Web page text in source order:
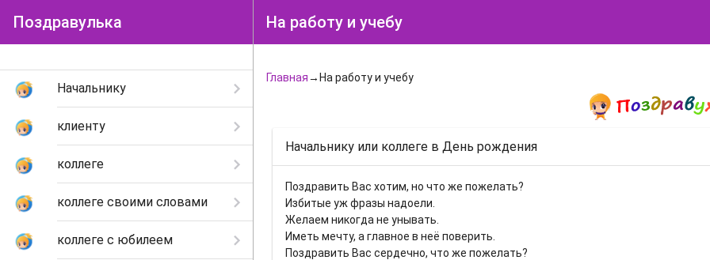
Поздравулька
Начальнику
клиенту
коллеге
коллеге своими словами
коллеге с юбилеем
На работу и учебу
Главная→На работу и учебу
Начальнику или коллеге в День рождения
Поздравить Вас хотим, но что же пожелать?
Избитые уж фразы надоели.
Желаем никогда не унывать.
Иметь мечту, а главное в неё поверить.
Поздравить Вас сердечно, что же пожелать?